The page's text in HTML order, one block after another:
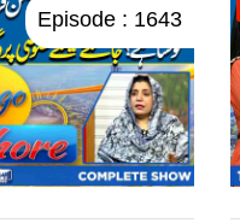
Episode : 1643